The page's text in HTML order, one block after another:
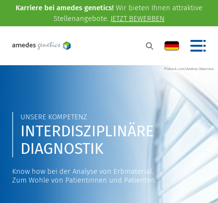
Karriere bei amedes genetics! Wir bieten Ihnen attraktive
Stellenangebote. JETZT BEWERBEN
©istock.com/Andrea Obzerova
UNSERE KOMPETENZ
INTERDISZIPLINÄRE
DIAGNOSTIK
Know how bei der Analyse von Erbmaterial.
Zum Wohle von Patientinnen und Patienten.